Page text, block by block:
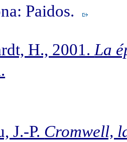
Paidos.
H., 2001. La
J.-P. Cromwell,